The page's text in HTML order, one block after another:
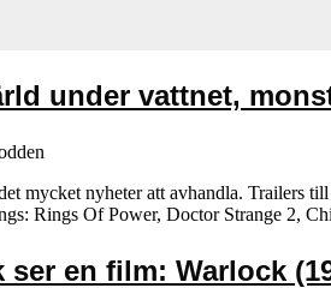
& FILIPH
under vattnet,
mycket nyheter att avhandla. Trailers
Rings Of Power, Doctor Strange 2,
ser en film: Warlock